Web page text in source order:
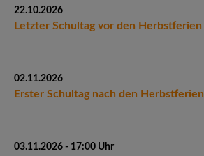
22.10.2026
Letzter Schultag vor den Herbstferien
02.11.2026
Erster Schultag nach den Herbstferien
03.11.2026 - 17:00 Uhr